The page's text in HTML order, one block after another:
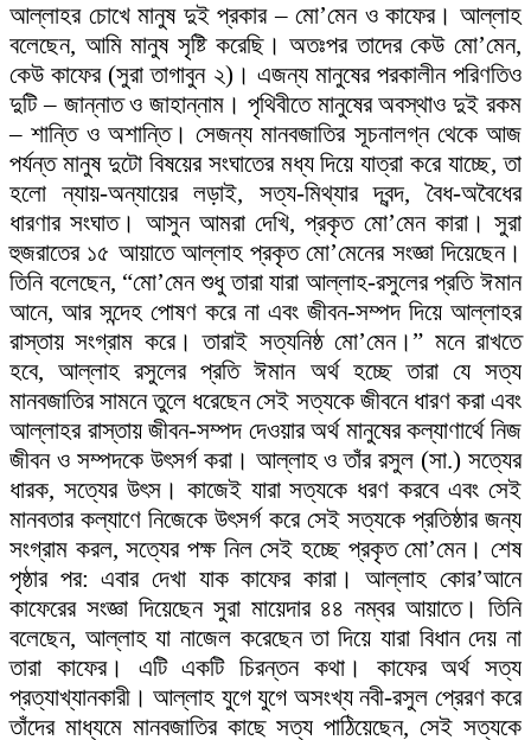
আল্লাহর চোখে মানুষ দুই প্রকার – মো’মেন ও কাফের। আল্লাহ
বলেছেন, আমি মানুষ সৃষ্টি করেছি। অতঃপর তাদের কেউ মো’মেন,
কেউ কাফের (সুরা তাগাবুন ২)। এজন্য মানুষের পরকালীন পরিণতিও
দুটি – জান্নাত ও জাহান্নাম। পৃথিবীতে মানুষের অবস্থাও দুই রকম
– শান্তি ও অশান্তি। সেজন্য মানবজাতির সূচনালগ্ন থেকে আজ
পর্যন্ত মানুষ দুটো বিষয়ের সংঘাতের মধ্য দিয়ে যাত্রা করে যাচ্ছে, তা
হলো ন্যায়-অন্যায়ের লড়াই, সত্য-মিথ্যার দ্বন্দ, বৈধ-অবৈধের
ধারণার সংঘাত। আসুন আমরা দেখি, প্রকৃত মো’মেন কারা। সুরা
হুজরাতের ১৫ আয়াতে আল্লাহ প্রকৃত মো’মেনের সংজ্ঞা দিয়েছেন।
তিনি বলেছেন, “মো’মেন শুধু তারা যারা আল্লাহ-রসুলের প্রতি ঈমান
আনে, আর সন্দেহ পোষণ করে না এবং জীবন-সম্পদ দিয়ে আল্লাহর
রাস্তায় সংগ্রাম করে। তারাই সত্যনিষ্ঠ মো’মেন।” মনে রাখতে
হবে, আল্লাহ রসুলের প্রতি ঈমান অর্থ হচ্ছে তারা যে সত্য
মানবজাতির সামনে তুলে ধরেছেন সেই সত্যকে জীবনে ধারণ করা এবং
আল্লাহর রাস্তায় জীবন-সম্পদ দেওয়ার অর্থ মানুষের কল্যাণার্থে নিজ
জীবন ও সম্পদকে উৎসর্গ করা। আল্লাহ ও তাঁর রসুল (সা.) সত্যের
ধারক, সত্যের উৎস। কাজেই যারা সত্যকে ধরণ করবে এবং সেই
মানবতার কল্যাণে নিজেকে উৎসর্গ করে সেই সত্যকে প্রতিষ্ঠার জন্য
সংগ্রাম করল, সত্যের পক্ষ নিল সেই হচ্ছে প্রকৃত মো’মেন। শেষ
পৃষ্ঠার পর: এবার দেখা যাক কাফের কারা। আল্লাহ কোর’আনে
কাফেরের সংজ্ঞা দিয়েছেন সুরা মায়েদার ৪৪ নম্বর আয়াতে। তিনি
বলেছেন, আল্লাহ যা নাজেল করেছেন তা দিয়ে যারা বিধান দেয় না
তারা কাফের। এটি একটি চিরন্তন কথা। কাফের অর্থ সত্য
প্রত্যাখ্যানকারী। আল্লাহ যুগে যুগে অসংখ্য নবী-রসুল প্রেরণ করে
তাঁদের মাধ্যমে মানবজাতির কাছে সত্য পাঠিয়েছেন, সেই সত্যকে